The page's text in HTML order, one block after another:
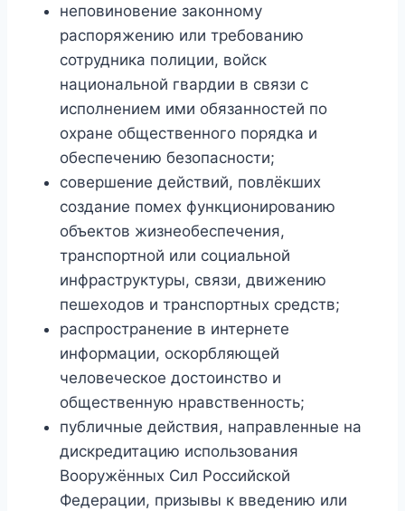
неповиновение законному
распоряжению или требованию
сотрудника полиции, войск
национальной гвардии в связи с
исполнением ими обязанностей по
охране общественного порядка и
обеспечению безопасности;
совершение действий, повлёкших
создание помех функционированию
объектов жизнеобеспечения,
транспортной или социальной
инфраструктуры, связи, движению
пешеходов и транспортных средств;
распространение в интернете
информации, оскорбляющей
человеческое достоинство и
общественную нравственность;
публичные действия, направленные на
дискредитацию использования
Вооружённых Сил Российской
Федерации, призывы к введению или